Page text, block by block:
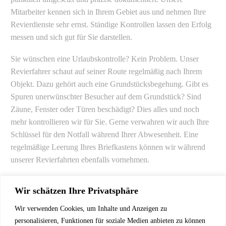
Wir schätzen Ihre Privatsphäre
Wir verwenden Cookies, um Inhalte und Anzeigen zu
personalisieren, Funktionen für soziale Medien anbieten zu können
Mitarbeiter kennen sich in Ihrem Gebiet aus und nehmen Ihre
Revierdienste sehr ernst. Ständige Kontrollen lassen den Erfolg
messen und sich gut für Sie darstellen.
Sie wünschen eine Urlaubskontrolle? Kein Problem. Unser
Revierfahrer schaut auf seiner Route regelmäßig nach Ihrem
Objekt. Dazu gehört auch eine Grundstücksbegehung. Gibt es
Spuren unerwünschter Besucher auf dem Grundstück? Sind
Zäune, Fenster oder Türen beschädigt? Dies alles und noch
mehr kontrollieren wir für Sie. Gerne verwahren wir auch Ihre
Schlüssel für den Notfall während Ihrer Abwesenheit. Eine
regelmäßige Leerung Ihres Briefkastens können wir während
unserer Revierfahrten ebenfalls vornehmen.
schützen sich und andere. Melden Sie sich bei uns!